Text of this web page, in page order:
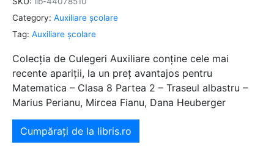
Category: Auxiliare şcolare
Tag: Auxiliare şcolare
Colecția de Culegeri Auxiliare conține cele mai
recente apariții, la un preț avantajos pentru
Matematica – Clasa 8 Partea 2 – Traseul albastru –
Marius Perianu, Mircea Fianu, Dana Heuberger
Cumpărați de la libris.ro